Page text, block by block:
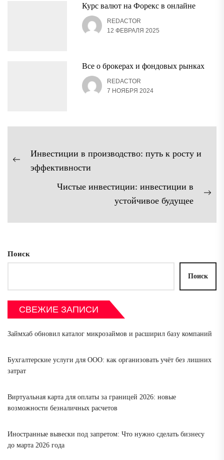
Курс валют на Форекс в онлайне
REDACTOR
12 ФЕВРАЛЯ 2025
Все о брокерах и фондовых рынках
REDACTOR
7 НОЯБРЯ 2024
Навигация
по
записям
Предыдущая
Инвестиции в производство: путь к росту и
эффективности
Чистые инвестиции: инвестиции в
устойчивое будущее
Поиск
Поиск
СВЕЖИЕ ЗАПИСИ
Займхаб обновил каталог микрозаймов и расширил базу компаний
Бухгалтерские услуги для ООО: как организовать учёт без лишних
затрат
Виртуальная карта для оплаты за границей 2026: новые
возможности безналичных расчетов
Иностранные вывески под запретом: Что нужно сделать бизнесу
до марта 2026 года